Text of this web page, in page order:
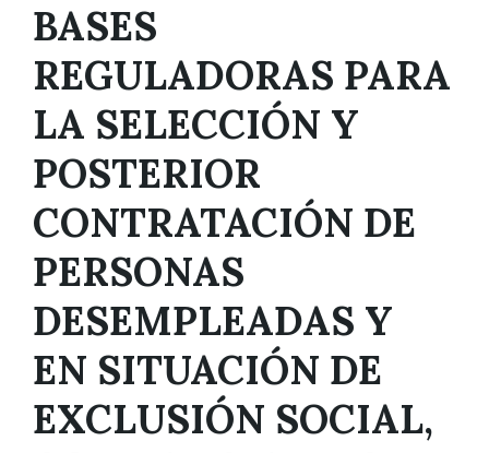
BASES
REGULADORAS PARA
LA SELECCIÓN Y
POSTERIOR
CONTRATACIÓN DE
PERSONAS
DESEMPLEADAS Y
EN SITUACIÓN DE
EXCLUSIÓN SOCIAL,